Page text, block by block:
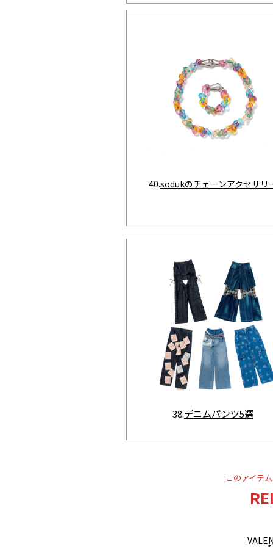
40.sodukのチェーンアクセサリ
38.デニムパンツ5選
このアイテ